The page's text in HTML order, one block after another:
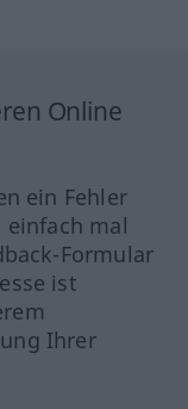
Online
ein Fehler
einfach mal
Formular
ist
Ihrer